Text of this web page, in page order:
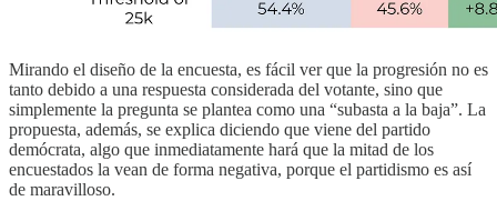
Mirando el diseño de la encuesta, es fácil ver que la progresión no es
tanto debido a una respuesta considerada del votante, sino que
simplemente la pregunta se plantea como una “subasta a la baja”. La
propuesta, además, se explica diciendo que viene del partido
demócrata, algo que inmediatamente hará que la mitad de los
encuestados la vean de forma negativa, porque el partidismo es así
de maravilloso.